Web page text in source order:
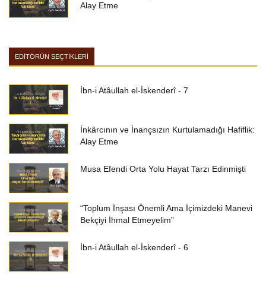
Alay Etme
EDİTÖRÜN SEÇTİKLERİ
İbn-i Atâullah el-İskenderî - 7
İnkârcının ve İnançsızın Kurtulamadığı Hafiflik:
Alay Etme
Musa Efendi Orta Yolu Hayat Tarzı Edinmişti
“Toplum İnşası Önemli Ama İçimizdeki Manevi
Bekçiyi İhmal Etmeyelim”
İbn-i Atâullah el-İskenderî - 6